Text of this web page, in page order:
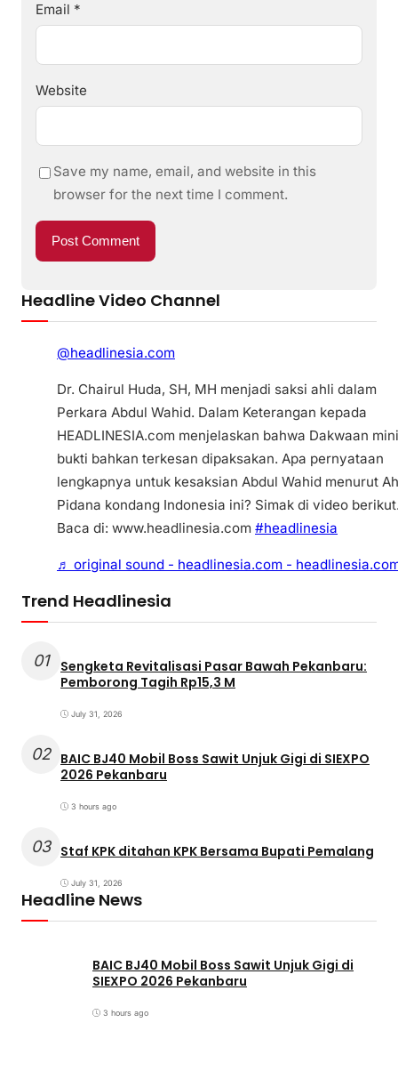
Email *
Website
Save my name, email, and website in this
browser for the next time I comment.
Headline Video Channel
@headlinesia.com
Dr. Chairul Huda, SH, MH menjadi saksi ahli dalam
Perkara Abdul Wahid. Dalam Keterangan kepada
HEADLINESIA.com menjelaskan bahwa Dakwaan
bukti bahkan terkesan dipaksakan. Apa pernyataan
lengkapnya untuk kesaksian Abdul Wahid menurut
Pidana kondang Indonesia ini? Simak di video
Baca di: www.headlinesia.com #headlinesia
♬ original sound - headlinesia.com -
Trend Headlinesia
01
Sengketa Revitalisasi Pasar Bawah Pekanbaru:
Pemborong Tagih Rp15,3 M
July 31, 2026
02 BAIC BJ40 Mobil Boss Sawit Unjuk Gigi di SIEXPO
2026 Pekanbaru
3 hours ago
03 Staf KPK ditahan KPK Bersama Bupati Pemalang
July 31, 2026
Headline News
BAIC BJ40 Mobil Boss Sawit Unjuk Gigi di
SIEXPO 2026 Pekanbaru
3 hours ago